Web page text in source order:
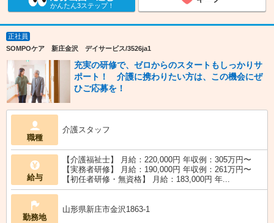
かんたん3ステップ！
正社員
SOMPOケア 新庄金沢 デイサービス/3526ja1
充実の研修で、ゼロからのスタートもしっかりサ
ポート！ 介護に携わりたい方は、この機会にぜ
ひご応募を！
職種
介護スタッフ
給与
【介護福祉士】 月給：220,000円 年収例：305万円〜
【実務者研修】 月給：190,000円 年収例：261万円〜
【初任者研修・無資格】 月給：183,000円 年...
勤務地
山形県新庄市金沢1863-1